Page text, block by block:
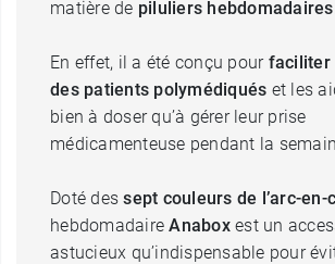
matière de piluliers hebdomadaires
En effet, il a été conçu pourfaciliter
des patients polymédiqués et les
bien à doser qu’à gérer leur prise
médicamenteuse pendant la
Doté dessept couleurs de l’arc-en-
hebdomadaireAnaboxest un
astucieux qu’indispensable pour